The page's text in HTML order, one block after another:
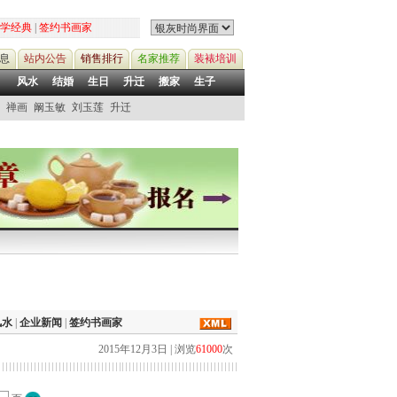
经典| 签约书画家
站内公告 销售排行 名家推荐
装裱培训
风水
结婚 生日 升迁 搬家 生子
禅画 阚玉敏 刘玉莲 升迁
企业新闻 签约书画家
2015年12月3日 | 浏览61000次